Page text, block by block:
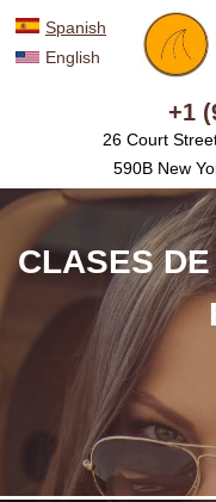
Spanish
English
+1
26 Court
590B New
CLASES